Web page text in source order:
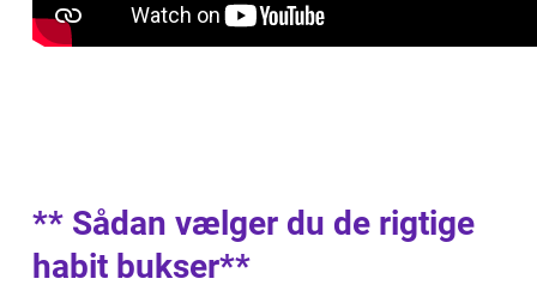
** Sådan vælger du de rigtige
habit bukser**